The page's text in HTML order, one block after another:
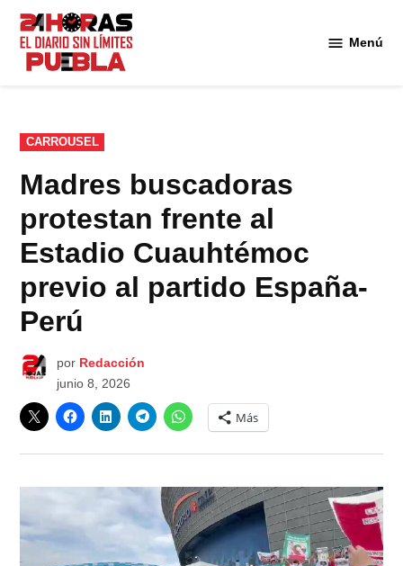
Saltar
contenido
Menú
PUBLICADO
EN
CARROUSEL
Madres buscadoras
protestan frente al
Estadio Cuauhtémoc
previo al partido España-
Perú
por Redacción
junio 8, 2026
Más